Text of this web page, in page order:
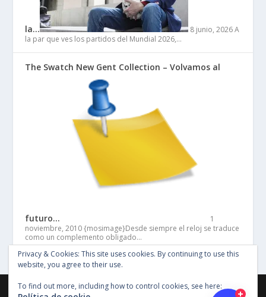
la… 8 junio, 2026 A
la par que ves los partidos del Mundial 2026,…
The Swatch New Gent Collection – Volvamos al
futuro…
1
noviembre, 2010 {mosimage}Desde siempre el reloj se traduce
como un complemento obligado…
©Copyright Entertainment SG 2018, Todos los derechos
Privacy & Cookies: This site uses cookies. By continuing to use this
website, you agree to their use.
To find out more, including how to control cookies, see here: